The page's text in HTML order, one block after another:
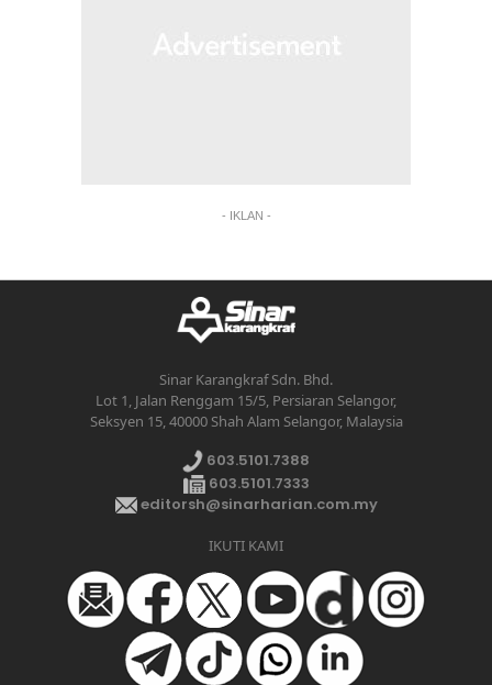
- IKLAN -
Sinar Karangkraf Sdn. Bhd.
Lot 1, Jalan Renggam 15/5, Persiaran Selangor,
Seksyen 15, 40000 Shah Alam Selangor, Malaysia
603.5101.7388
603.5101.7333
editorsh@sinarharian.com.my
IKUTI KAMI